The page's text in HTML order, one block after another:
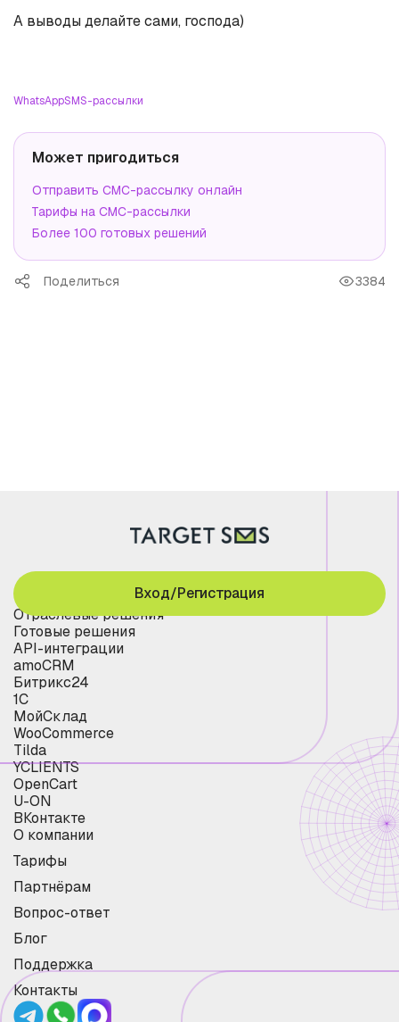
А выводы делайте сами, господа)
WhatsAppSMS-рассылки
Может пригодиться
Отправить СМС-рассылку онлайн
Тарифы на СМС-рассылки
Более 100 готовых решений
Поделиться 3384
Отраслевые решения
Готовые решения
API-интеграции
amoCRM
Битрикс24
1С
МойСклад
WooCommerce
Tilda
YCLIENTS
OpenCart
U-ON
ВКонтакте
О компании
Тарифы
Партнёрам
Вопрос-ответ
Блог
Поддержка
Контакты
Вход/Регистрация